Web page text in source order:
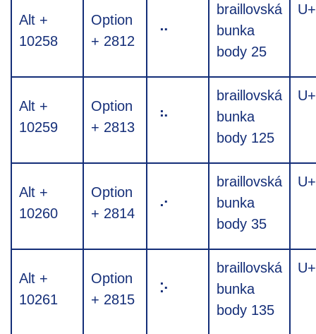
Alt +
10258
Option
+ 2812
⠒
braillovská
bunka
body 25
Alt +
10259
Option
+ 2813
⠓
braillovská
bunka
body 125
Alt +
10260
Option
+ 2814
⠔
braillovská
bunka
body 35
Alt +
10261
Option
+ 2815
⠕
braillovská
bunka
body 135